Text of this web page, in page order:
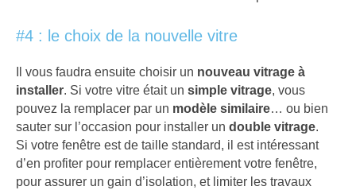
#4 : le choix de la nouvelle vitre
Il vous faudra ensuite choisir un nouveau vitrage à
installer. Si votre vitre était un simple vitrage, vous
pouvez la remplacer par un modèle similaire… ou bien
sauter sur l’occasion pour installer un double vitrage.
Si votre fenêtre est de taille standard, il est intéressant
d’en profiter pour remplacer entièrement votre fenêtre,
pour assurer un gain d’isolation, et limiter les travaux